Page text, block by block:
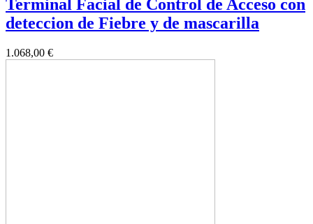
Terminal Facial de Control de Acceso con
deteccion de Fiebre y de mascarilla
1.068,00 €